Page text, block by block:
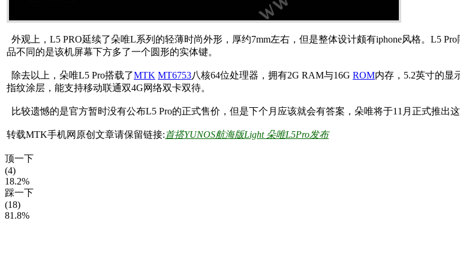
外观上，L5 PRO延续了朵唯L系列的轻薄时尚外形，厚约7mm左右，但是整体设计颇有iphone风格。L5
品不同的是该机屏幕下方多了一个圆形的实体键。
除去以上，朵唯L5 Pro搭载了MTK MT6753八核64位处理器，拥有2G RAM与16G ROM内存，5.2英寸的显
指纹涂层，能支持移动联通双4G网络双卡双待。
比较遗憾的是官方暂时没有公布L5 Pro的正式售价，但是下个月应该就会有答案，朵唯将于11月正式推出
转载MTK手机网原创文章请保留链接:首搭YUNOS航海版Light 朵唯L5Pro发布
顶一下
(4)
18.2%
踩一下
(18)
81.8%